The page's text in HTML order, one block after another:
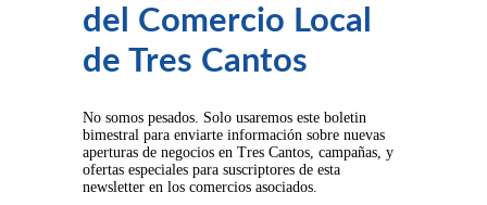
del Comercio Local
de Tres Cantos
No somos pesados. Solo usaremos este boletin
bimestral para enviarte información sobre nuevas
aperturas de negocios en Tres Cantos, campañas, y
ofertas especiales para suscriptores de esta
newsletter en los comercios asociados.